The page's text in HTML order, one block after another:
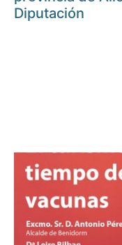
Diputación